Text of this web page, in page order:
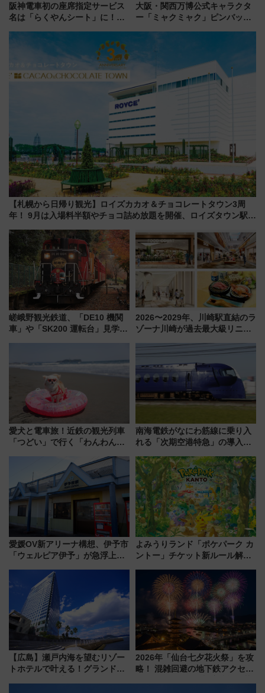
阪神電車初の座席指定サービス
名は「らくやんシート」に！新
大阪・関西万博公式キャラクタ
ー「ミャクミャク」ピンバッジ
【札幌から日帰り観光】ロイズカカオ＆チョコレートタウン3周
年！ 9月は入場料半額やチョコ詰め放題を開催、ロイズタウン駅か
嵯峨野観光鉄道、「DE10 機関
車」や「SK200 運転台」見学ツ
うかも 参加方法やスケジュール
2026〜2029年、川崎駅直結のラ
ゾーナ川崎が過去最大級リニュ
「いつから何が変わるか」徹底
解説！
愛犬と電車旅！近鉄の観光列車
「つどい」で行く「わんわん列
める日帰りツアー
南海電鉄がなにわ筋線に乗り入
れる「次期空港特急」の導入を
日本初の鉄道デザイン
愛媛OV新アリーナ構想、伊予市
「ウェルピア伊予」が急浮上！
で探る鉄道アクセスの未来
よみうりランド「ポケパーク カ
ントー」チケット新ルール解
本人確認が11月スタート
【広島】瀬戸内海を望むリゾー
トホテルで叶える！グランドプ
2026年「仙台七夕花火祭」を攻
略！ 混雑回避の地下鉄アクセス